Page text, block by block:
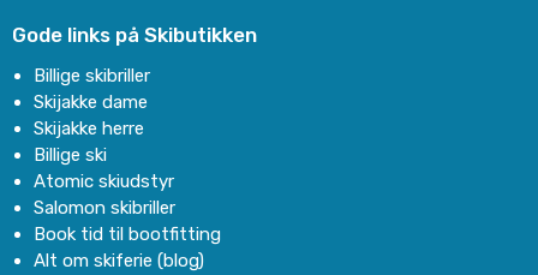
Gode links på Skibutikken
Billige skibriller
Skijakke dame
Skijakke herre
Billige ski
Atomic skiudstyr
Salomon skibriller
Book tid til bootfitting
Alt om skiferie (blog)